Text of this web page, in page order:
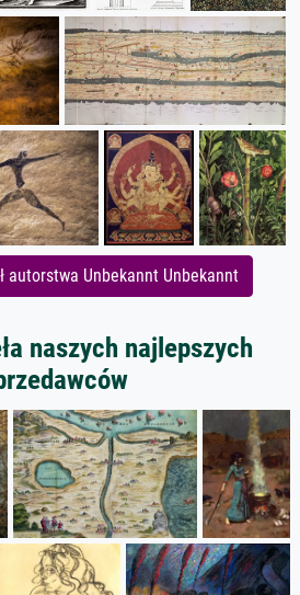
autorstwa Unbekannt Unbekannt
naszych najlepszych